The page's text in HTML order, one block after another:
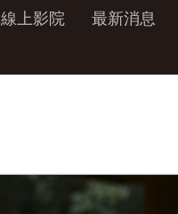
線上影院
最新消息